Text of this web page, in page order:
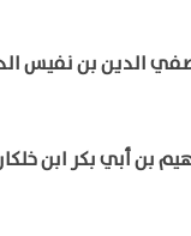
الدين بن نفيس
بن أبي بكر ابن